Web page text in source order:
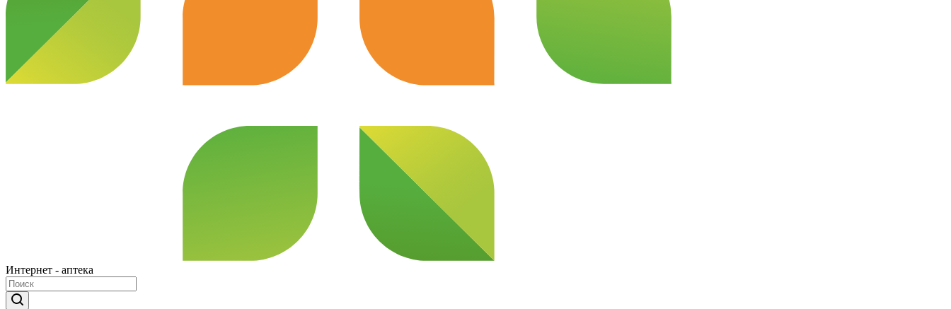
Интернет - аптека